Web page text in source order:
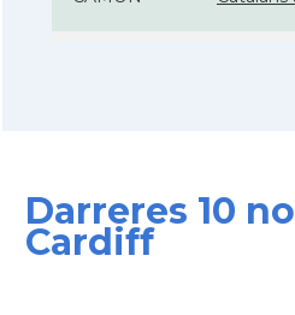
CAMON Catalans
Darreres 10
Cardiff